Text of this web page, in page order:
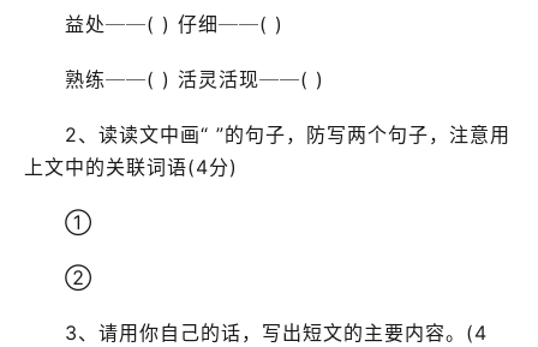
益处──( ) 仔细──( )
熟练──( ) 活灵活现──( )
2、读读文中画“ ”的句子，防写两个句子，注意用
上文中的关联词语(4分)
①
②
3、请用你自己的话，写出短文的主要内容。(4